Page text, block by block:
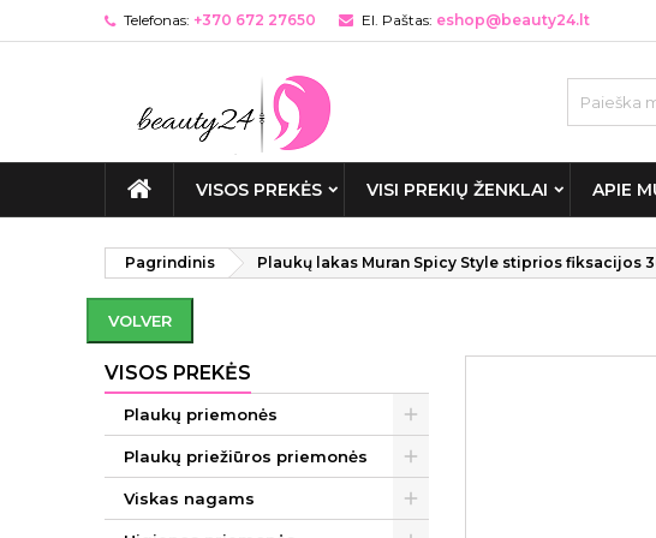
Telefonas: +370 672 27650 El. Paštas: eshop@beauty24.lt
VISOS PREKĖS VISI PREKIŲ ŽENKLAI APIE
Pagrindinis Plaukų lakas Muran Spicy Style stiprios fiksacijos
VOLVER
VISOS PREKĖS
Plaukų priemonės
Plaukų priežiūros priemonės
Viskas nagams